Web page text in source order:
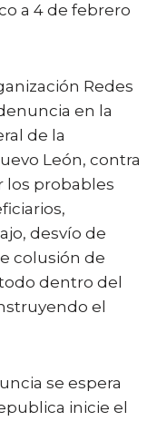
a 4 de febrero
Redes
en la
de la
León, contra
los probables
desvío de
colusión de
dentro del
el
se espera
inicie el